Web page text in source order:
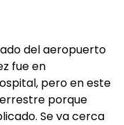
del aeropuerto
fue en
pero en este
porque
Se va cerca